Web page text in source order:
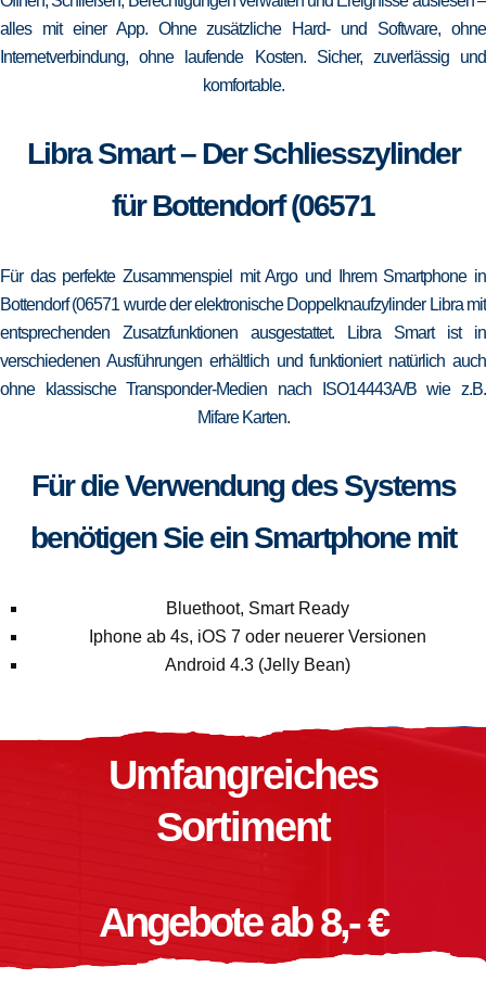
alles mit einer App. Ohne zusätzliche Hard- und Software, ohne
Internetverbindung, ohne laufende Kosten. Sicher, zuverlässig und
komfortable.
Libra Smart – Der Schliesszylinder
für Bottendorf (06571
Für das perfekte Zusammenspiel mit Argo und Ihrem Smartphone in
Bottendorf (06571 wurde der elektronische Doppelknaufzylinder Libra mit
entsprechenden Zusatzfunktionen ausgestattet. Libra Smart ist in
verschiedenen Ausführungen erhältlich und funktioniert natürlich auch
ohne klassische Transponder-Medien nach ISO14443A/B wie z.B.
Mifare Karten.
Für die Verwendung des Systems
benötigen Sie ein Smartphone mit
Bluethoot, Smart Ready
Iphone ab 4s, iOS 7 oder neuerer Versionen
Android 4.3 (Jelly Bean)
Umfangreiches
Sortiment
Angebote ab 8,- €